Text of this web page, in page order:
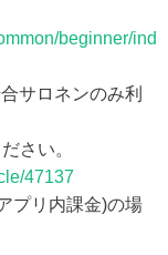
beginner/ind
サロネンのみ利
さい。
47137
プリ内課金)の場